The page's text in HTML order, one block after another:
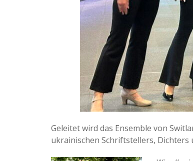
Geleitet wird das Ensemble von
ukrainischen Schriftstellers, Dichters